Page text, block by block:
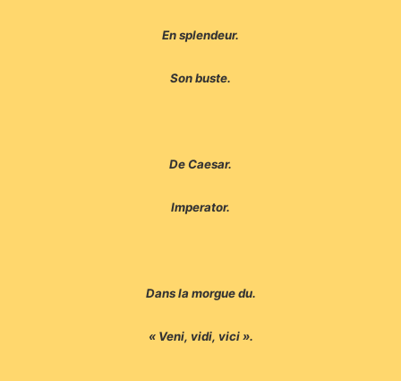
En splendeur.
Son buste.
De Caesar.
Imperator.
Dans la morgue du.
« Veni, vidi, vici ».